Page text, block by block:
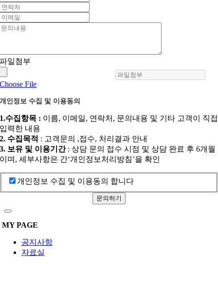
파일첨부
Choose File
개인정보 수집 및 이용동의
1.수집항목 : 이름, 이메일, 연락처, 문의내용 및 기타 고객이 직접
입력한 내용
2. 수집목적 : 고객문의 ,접수, 처리결과 안내
3. 보유 및 이용기간: 상담 문의 접수 시점 및 상담 완료 후 6개월
이며, 세부사항은 간‘개인정보처리방침’을 확인
개인정보 수집 및 이용동의 합니다
문의하기
MY PAGE
공지사항
자료실